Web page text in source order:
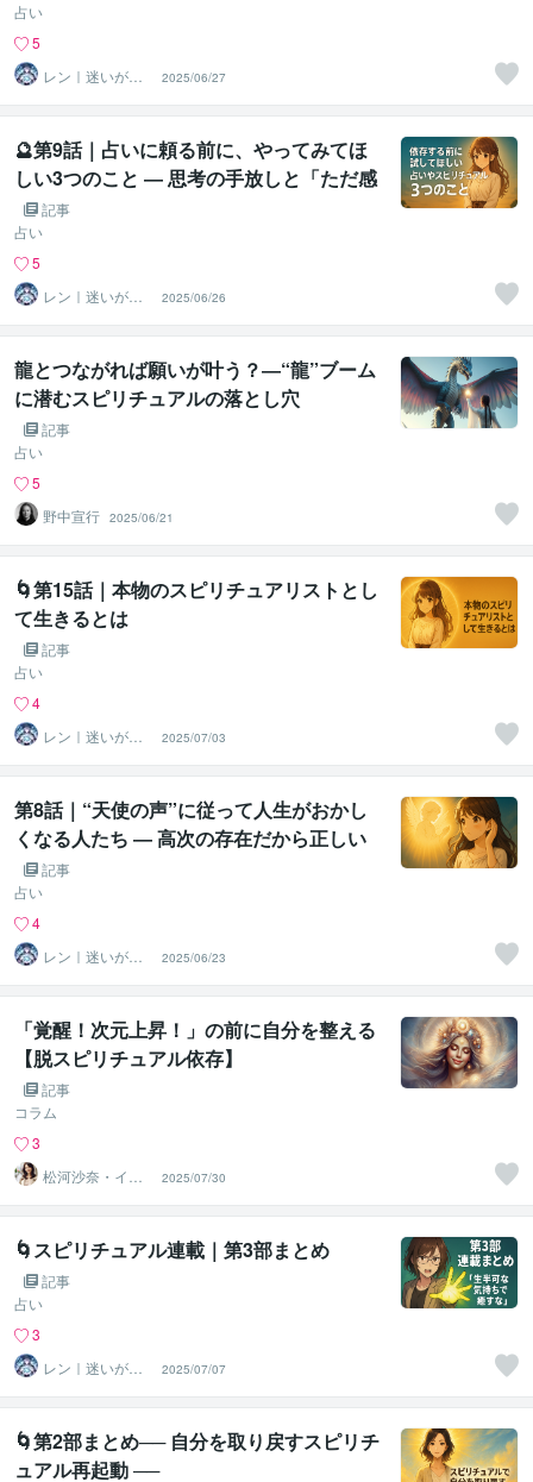
占い
5
レン｜迷いが自
信に変わる魂の
守護霊鑑定
2025/06/27
🔮第9話｜占いに頼る前に、やってみてほ
しい3つのこと ― 思考の手放しと「ただ感
じる」感覚の取り戻し
記事
占い
5
レン｜迷いが自
信に変わる魂の
守護霊鑑定
2025/06/26
龍とつながれば願いが叶う？―“龍”ブーム
に潜むスピリチュアルの落とし穴
記事
占い
5
野中宣行 2025/06/21
🌀第15話｜本物のスピリチュアリストとし
て生きるとは
記事
占い
4
レン｜迷いが自
信に変わる魂の
守護霊鑑定
2025/07/03
第8話｜“天使の声”に従って人生がおかし
くなる人たち ― 高次の存在だから正しい
とは限らない
記事
占い
4
レン｜迷いが自
信に変わる魂の
守護霊鑑定
2025/06/23
「覚醒！次元上昇！」の前に自分を整える
【脱スピリチュアル依存】
記事
コラム
3
松河沙奈・イン
スピレーション
タロット
2025/07/30
🌀スピリチュアル連載｜第3部まとめ
記事
占い
3
レン｜迷いが自
信に変わる魂の
守護霊鑑定
2025/07/07
🌀第2部まとめ── 自分を取り戻すスピリチ
ュアル再起動 ──